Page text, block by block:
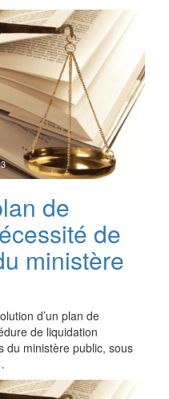
de
de
ministère
d’un plan de
de liquidation
du ministère public, sous